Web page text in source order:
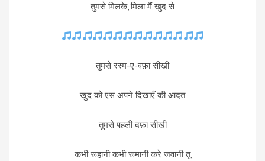
तुमसे मिलके, मिला मैं खुद से
तुमसे रस्म-ए-वफ़ा सीखी
खुद को एस अपने दिखाएँ की आदत
तुमसे पहली दफ़ा सीखी
कभी रूहानी कभी रूमानी करे जवानी तू